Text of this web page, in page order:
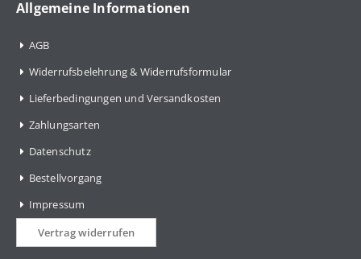
Allgemeine Informationen
AGB
Widerrufsbelehrung & Widerrufsformular
Lieferbedingungen und Versandkosten
Zahlungsarten
Datenschutz
Bestellvorgang
Impressum
Vertrag widerrufen